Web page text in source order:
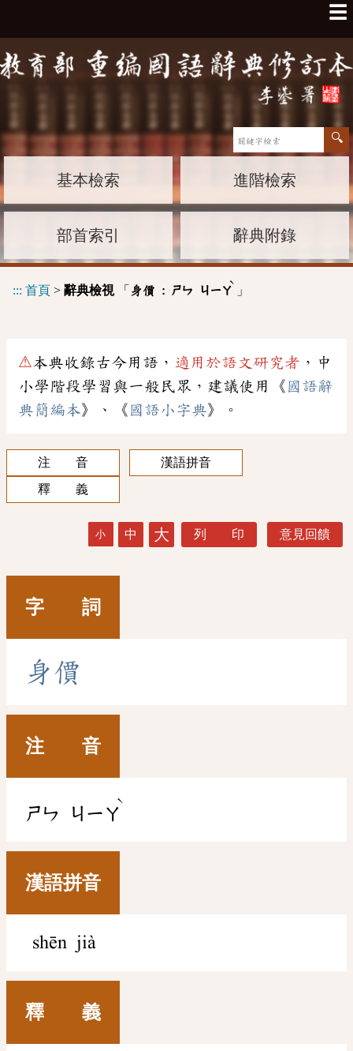
☰
基本檢索 進階檢索
部首索引 辭典附錄
::: 首頁 > 辭典檢視「 身價 : ㄕㄣ ㄐㄧㄚ
ˋ
」
⚠本典收錄古今用語， 適用於語文研究者 ，中
小學階段學習與一般民眾，建議使用《 國語辭
典簡編本》、《 國語小字典》。
注 音
漢語拼音
釋 義
小 中 大 列 印 意見回饋
字 詞
身價
注 音
ㄕㄣ ㄐㄧㄚ
ˋ
漢語拼音
shēn jià
釋 義